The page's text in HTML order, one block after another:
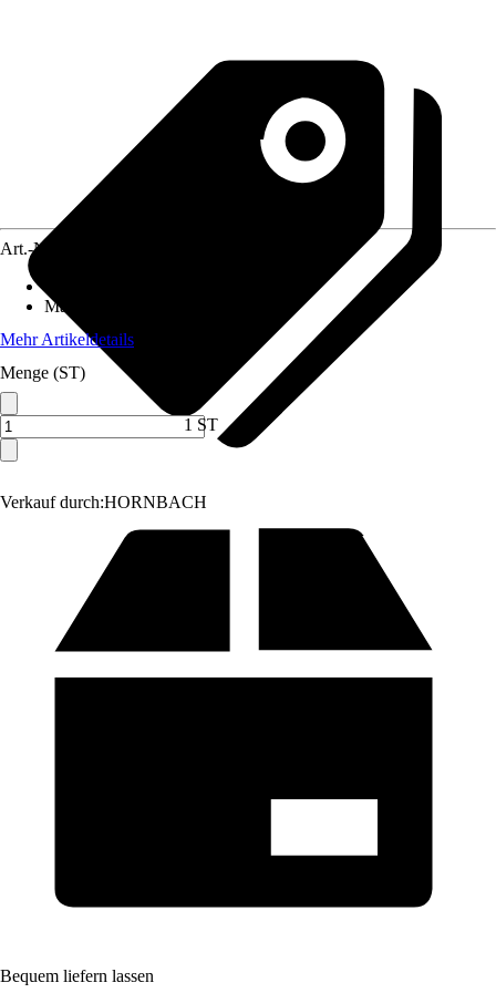
Verkauf durch:HORNBACH
Art.-Nr.
Material
Mehr Artikeldetails
Menge (ST)
1 ST
Bequem liefern lassen